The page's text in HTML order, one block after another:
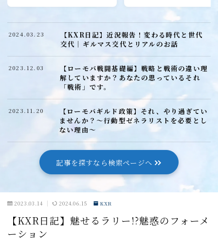
建設
研究
ローモバ戦闘編
戦闘基礎編
戦闘防衛編
戦闘攻撃編
戦闘応用編
戦闘小ネタ編
ギルド運営
【KXR日記】近況報告！変わる時代と世代
交代｜ギルマス交代とリアルのお話
2024.03.23
【ローモバ戦闘基礎編】戦略と戦術の違い理
解していますか？あなたの思っているそれ
「戦術」です。
2023.12.03
【ローモバギルド政策】それ、やり過ぎてい
ませんか？～行動型ゼネラリストを必要とし
ない理由～
2023.11.20
記事を探すなら検索ページへ
2023.03.14 2024.06.15 KXR
【KXR日記】魅せるラリー!?魅惑のフォーメ
ーション